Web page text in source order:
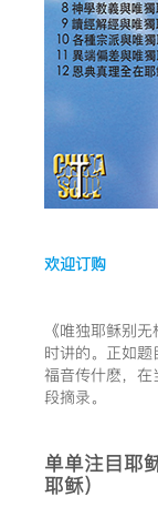
欢迎订购
《唯独耶稣别
时讲的。正如
福音传什麽，
段摘录。
单单注目耶
耶稣）